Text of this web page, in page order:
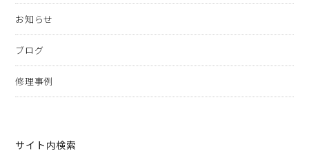
お知らせ
ブログ
修理事例
サイト内検索